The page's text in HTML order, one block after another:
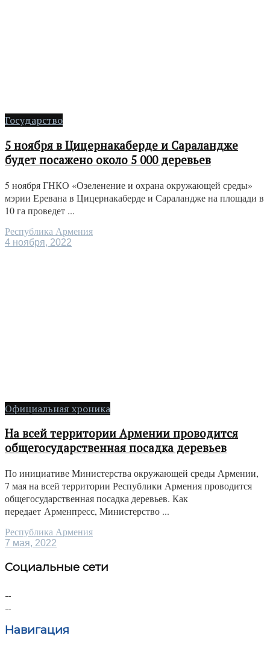
Государство
5 ноября в Цицернакаберде и Сараландже
будет посажено около 5 000 деревьев
5 ноября ГНКО «Озеленение и охрана окружающей среды»
мэрии Еревана в Цицернакаберде и Сараландже на площади в
10 га проведет ...
Республика Армения
4 ноября, 2022
Официальная хроника
На всей территории Армении проводится
общегосударственная посадка деревьев
По инициативе Министерства окружающей среды Армении,
7 мая на всей территории Республики Армения проводится
общегосударственная посадка деревьев. Как
передает Арменпресс, Министерство ...
Республика Армения
7 мая, 2022
Социальные сети
Навигация